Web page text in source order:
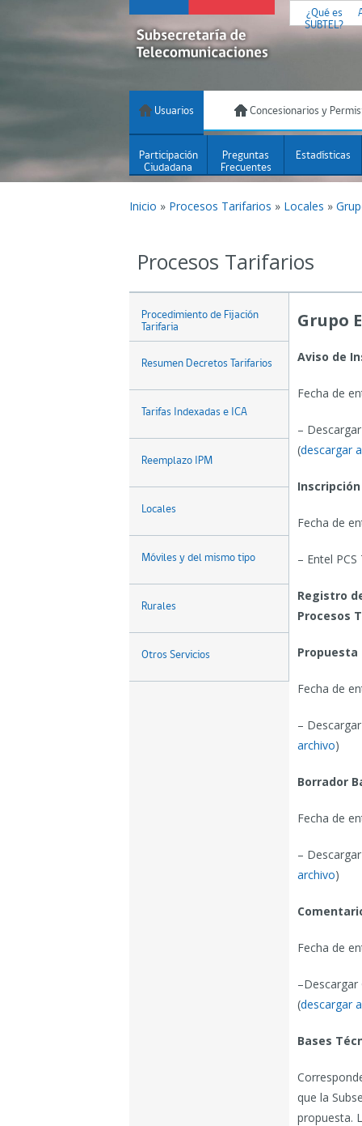
¿Qué es
SUBTEL?
Usuarios Concesionarios y
Participación
Ciudadana
Preguntas
Frecuentes
Estadísticas
Inicio » Procesos Tarifarios » Locales »
Procesos Tarifarios
Procedimiento de Fijación
Tarifaria
Resumen Decretos Tarifarios
Tarifas Indexadas e ICA
Reemplazo IPM
Locales
Móviles y del mismo tipo
Rurales
Otros Servicios
Grupo
Aviso de
Fecha de
–
(descargar
Fecha de
– Entel
Registro
Procesos
Propuesta
Fecha de
–
archivo)
Borrador
Fecha de
–
archivo)
Fecha de
(descargar
Bases
que la
propuesta.